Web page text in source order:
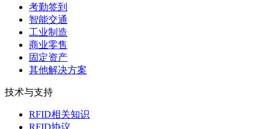
考勤签到
智能交通
工业制造
商业零售
固定资产
其他解决方案
技术与支持
RFID相关知识
RFID协议